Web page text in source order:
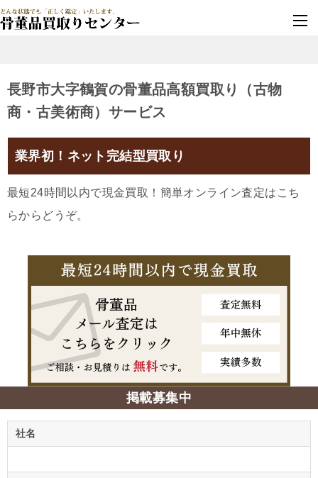
長野市大字鶴賀の骨董品高額買取り（古物
商・古美術商）サービス
業界初！ネット完結型買取り
最短24時間以内で現金買取！簡単オンライン査定はこち
らからどうぞ。
掲載募集中
社名